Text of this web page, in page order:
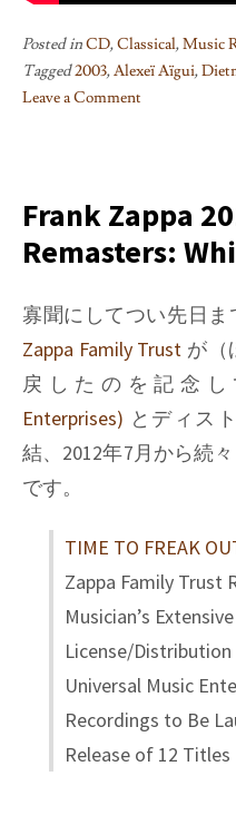
Posted inCD,Classical,Music
Tagged2003,Alexeï Aïgui,
Leave a Comment
/
Alexei
Aigui
Dietmar
Frank Zappa
Remasters:
寡聞にしてつい先日ま
Zappa Family Trust が（
戻したのを記念し
Enterprises) とディス
結、2012年7月から続
です。
TIME TO FREAK
Zappa Family Trust
Musician’s
License/Distribution
Universal Music
Recordings to Be
Release of 12 Titles